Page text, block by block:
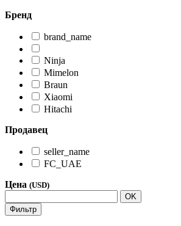
Бренд
brand_name
Ninja
Mimelon
Braun
Xiaomi
Hitachi
Продавец
seller_name
FC_UAE
Цена (USD)
OK
Фильтр